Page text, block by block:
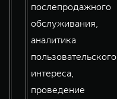
послепродажного
обслуживания,
аналитика
пользовательского
интереса,
проведение